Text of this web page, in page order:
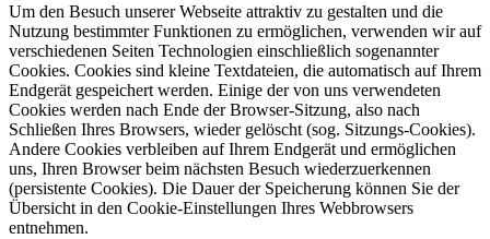
Um den Besuch unserer Webseite attraktiv zu gestalten und die
Nutzung bestimmter Funktionen zu ermöglichen, verwenden wir auf
verschiedenen Seiten Technologien einschließlich sogenannter
Cookies. Cookies sind kleine Textdateien, die automatisch auf Ihrem
Endgerät gespeichert werden. Einige der von uns verwendeten
Cookies werden nach Ende der Browser-Sitzung, also nach
Schließen Ihres Browsers, wieder gelöscht (sog. Sitzungs-Cookies).
Andere Cookies verbleiben auf Ihrem Endgerät und ermöglichen
uns, Ihren Browser beim nächsten Besuch wiederzuerkennen
(persistente Cookies). Die Dauer der Speicherung können Sie der
Übersicht in den Cookie-Einstellungen Ihres Webbrowsers
entnehmen.